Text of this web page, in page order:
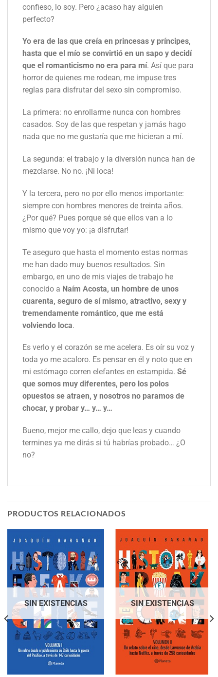
confieso, lo soy. Pero ¿acaso hay alguien
perfecto?
Yo era de las que creía en princesas y príncipes,
hasta que el mío se convirtió en un sapo y decidí
que el romanticismo no era para mí. Así que para
horror de quienes me rodean, me impuse tres
reglas para disfrutar del sexo sin compromiso.
La primera: no enrollarme nunca con hombres
casados. Soy de las que respetan y jamás hago
nada que no me gustaría que me hicieran a mí.
La segunda: el trabajo y la diversión nunca han de
mezclarse. No no. ¡Ni loca!
Y la tercera, pero no por ello menos importante:
siempre con hombres menores de treinta años.
¿Por qué? Pues porque sé que ellos van a lo
mismo que voy yo: ¡a disfrutar!
Te aseguro que hasta el momento estas normas
me han dado muy buenos resultados. Sin
embargo, en uno de mis viajes de trabajo he
conocido a Naím Acosta, un hombre de unos
cuarenta, seguro de sí mismo, atractivo, sexy y
tremendamente romántico, que me está
volviendo loca.
Es verlo y el corazón se me acelera. Es oír su voz y
toda yo me acaloro. Es pensar en él y noto que en
mi estómago corren elefantes en estampida. Sé
que somos muy diferentes, pero los polos
opuestos se atraen, y nosotros no paramos de
chocar, y probar y… y… y…
Bueno, mejor me callo, dejo que leas y cuando
termines ya me dirás si tú habrías probado… ¿O
no?
PRODUCTOS RELACIONADOS
SIN EXISTENCIAS SIN EXISTENCIAS